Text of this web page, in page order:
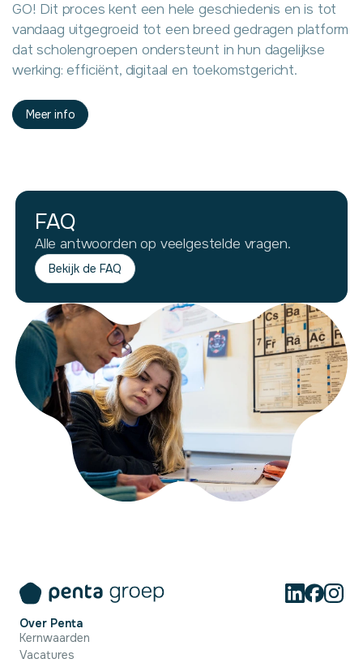
GO! Dit proces kent een hele geschiedenis en is tot
vandaag uitgegroeid tot een breed gedragen platform
dat scholengroepen ondersteunt in hun dagelijkse
werking: efficiënt, digitaal en toekomstgericht.
Meer info
FAQ
Alle antwoorden op veelgestelde vragen.
Bekijk de FAQ
Over Penta
Kernwaarden
Vacatures